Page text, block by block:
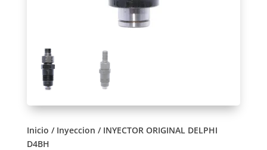
Inicio / Inyeccion / INYECTOR ORIGINAL DELPHI
D4BH